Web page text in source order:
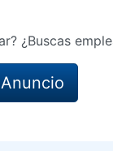
¿Buscas